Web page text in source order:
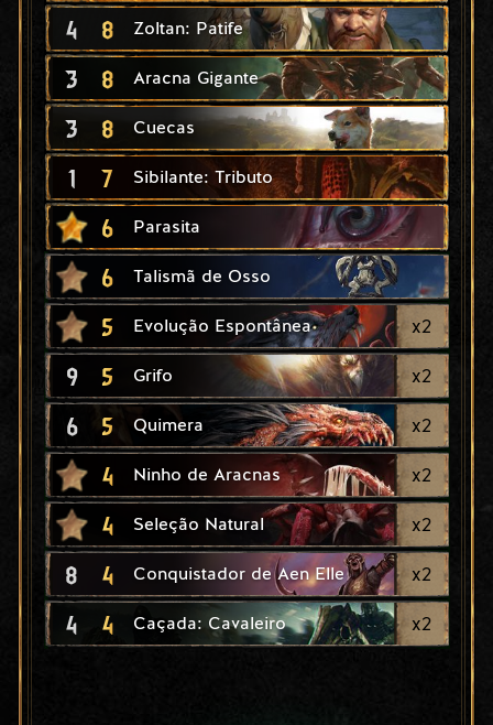
4 8 Zoltan: Patife
3 8 Aracna Gigante
3 8 Cuecas
1 7 Sibilante: Tributo
6 Parasita
6 Talismã de Osso
5 Evolução Espontânea x2
9 5 Grifo x2
6 5 Quimera x2
4 Ninho de Aracnas x2
4 Seleção Natural x2
8 4 Conquistador de Aen Elle x2
4 4 Caçada: Cavaleiro x2